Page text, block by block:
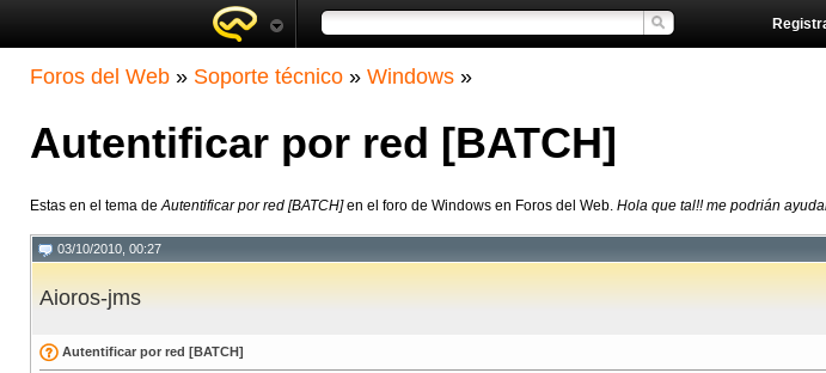
Foros del Web » Soporte técnico » Windows »
Autentificar por red [BATCH]
Estas en el tema deAutentificar por red [BATCH]en el foro de Windows en Foros del Web. Hola que tal!! me podrián
03/10/2010, 00:27
Aioros-jms
Autentificar por red [BATCH]